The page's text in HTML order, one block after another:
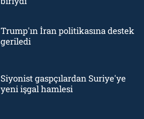
Trump'ın İran politikasına destek
geriledi
Siyonist gaspçılardan Suriye'ye
yeni işgal hamlesi